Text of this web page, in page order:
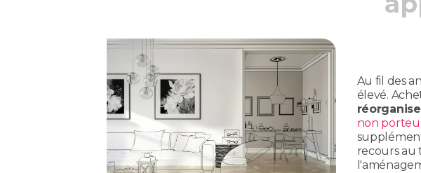
Au fil des
élevé.
non
recours au